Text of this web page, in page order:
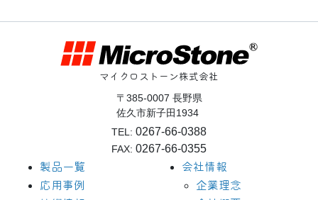
マイクロストーン株式会社
〒385-0007 長野県
佐久市新子田1934
TEL: 0267-66-0388
FAX: 0267-66-0355
製品一覧
応用事例
会社情報
企業理念